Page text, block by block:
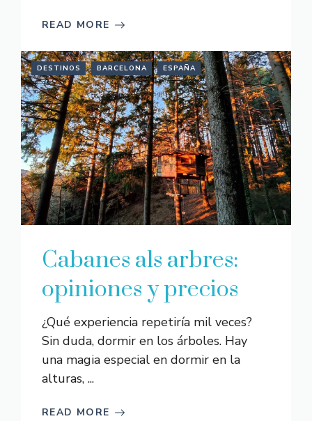
READ MORE
DESTINOS BARCELONA ESPAÑA
Cabanes als arbres:
opiniones y precios
¿Qué experiencia repetiría mil veces?
Sin duda, dormir en los árboles. Hay
una magia especial en dormir en la
alturas, ...
READ MORE